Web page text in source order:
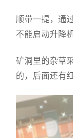
顺带一提，通
不能启动升降
矿洞里的杂草
的，后面还有